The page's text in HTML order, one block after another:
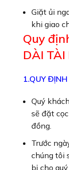
Giặt ủi
khi giao
Quy
DÀI TÀI
1.QUY ĐỊNH
Quý
sẽ đặt
đồng.
Trước
chúng tôi
bị cho